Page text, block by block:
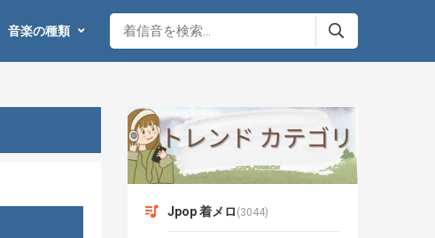
音楽の種類
Jpop 着メロ (3044)